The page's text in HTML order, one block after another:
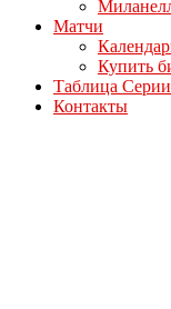
Матчи
Купить
Таблица
Контакты